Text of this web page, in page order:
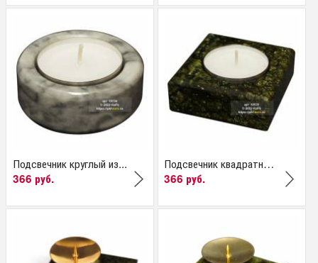
Подсвечник круглый из...
366 руб.
Подсвечник квадратный...
366 руб.